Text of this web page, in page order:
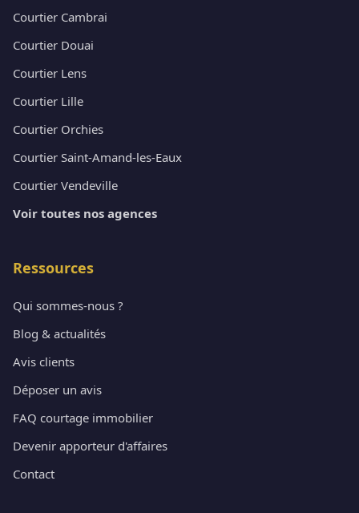
Courtier Cambrai
Courtier Douai
Courtier Lens
Courtier Lille
Courtier Orchies
Courtier Saint-Amand-les-Eaux
Courtier Vendeville
Voir toutes nos agences
Ressources
Qui sommes-nous ?
Blog & actualités
Avis clients
Déposer un avis
FAQ courtage immobilier
Devenir apporteur d'affaires
Contact